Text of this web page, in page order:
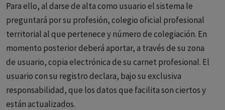
Para ello, al darse de alta como usuario el sistema le
preguntará por su profesión, colegio oficial profesional
territorial al que pertenece y número de colegiación. En
momento posterior deberá aportar, a través de su zona
de usuario, copia electrónica de su carnet profesional. El
usuario con su registro declara, bajo su exclusiva
responsabilidad, que los datos que facilita son ciertos y
están actualizados.